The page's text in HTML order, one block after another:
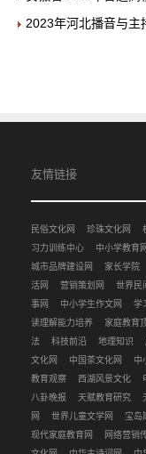
2023年河北播音与主
友情链接
民俗文化网 珍珠文化网
习力训练中心
中小学教育网
城市品牌建设网
家长学院
活网
营销策划网 世界民
事网
中小学生作文网 学
读理解能力培养
家庭教育
法
科技前沿 地理知识
文化网
中国茶文化网 中
教育观察
西湖风景文化
八卦晚报
天赋教育研究
网
世界儿童文学网 宝岛
现代家庭教育网
网络营销